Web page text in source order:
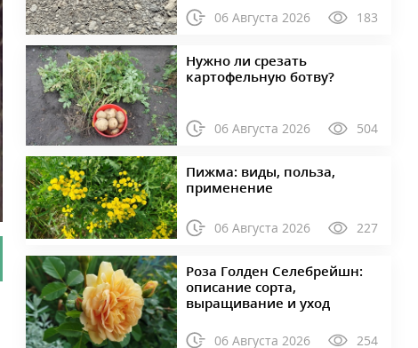
06 Августа 2026 183
Нужно ли срезать
картофельную ботву?
06 Августа 2026 504
Пижма: виды, польза,
применение
06 Августа 2026 227
Роза Голден Селебрейшн:
описание сорта,
выращивание и уход
06 Августа 2026 254